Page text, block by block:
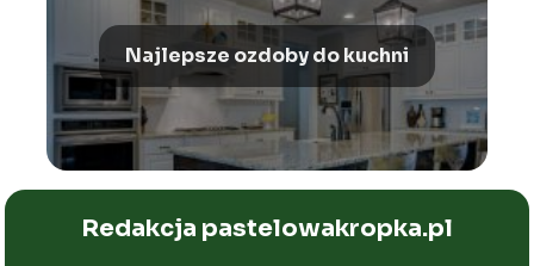
Najlepsze ozdoby do kuchni
Redakcja pastelowakropka.pl